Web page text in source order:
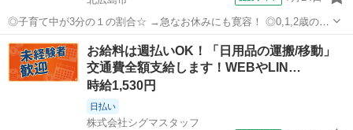
◎子育て中が3分の１の割合☆ →急なお休みにも寛容！ ◎0,1,2歳の複
数担任の一人 ◎20代から50代まで活躍中！ ＊.。.＊゜＊.。.＊゜＊.。.
＊゜＊.。.＊゜ 【 勤務 】 ‾‾‾‾‾ 勤務：8時00分～19時0...
北海道 北広島市 保育士
お給料は週払いOK！「日用品の運搬/移動」
交通費全額支給します！WEBやLIN…
時給1,530円
日払い
株式会社シグマスタッフ